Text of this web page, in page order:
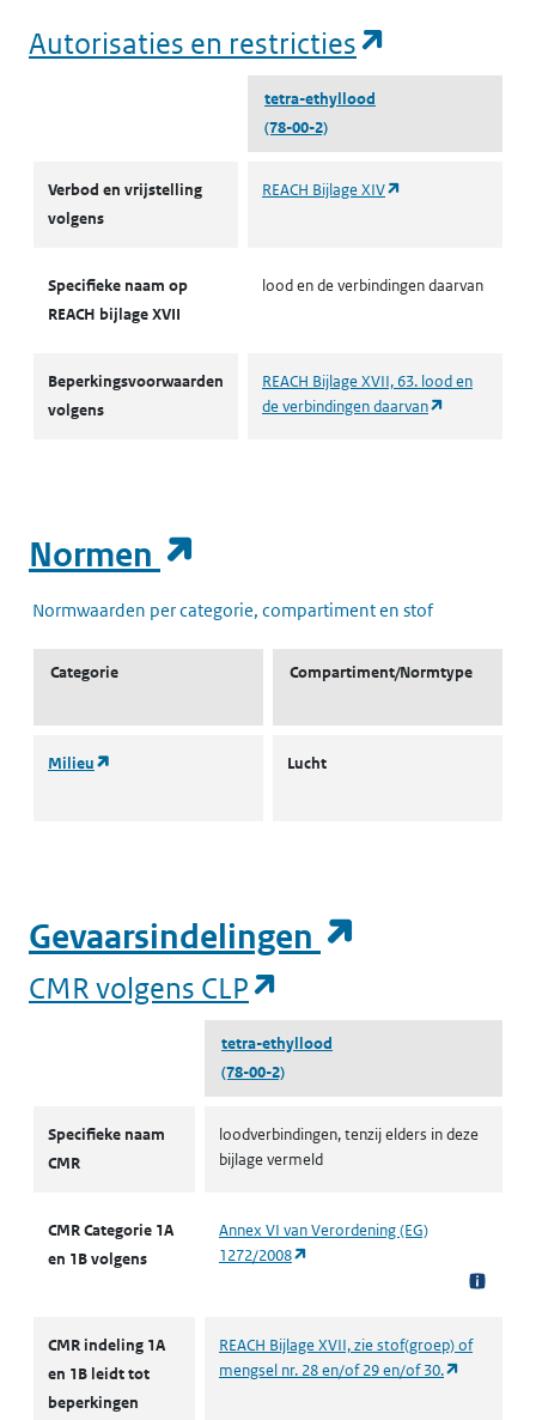
Autorisaties en restricties
tetra-ethyllood
(78-00-2)
Verbod en vrijstelling
volgens
REACH Bijlage XIV
Specifieke naam op
REACH bijlage XVII
lood en de verbindingen daarvan
Beperkingsvoorwaarden
volgens
REACH Bijlage XVII, 63. lood en
de verbindingen daarvan
Normen
Normwaarden per categorie, compartiment en stof
Categorie Compartiment/Normtype
Milieu (opent in een nieuw tabblad)
Lucht
Gevaarsindelingen
CMR volgens CLP
tetra-ethyllood
(78-00-2)
Specifieke naam
CMR
loodverbindingen, tenzij elders in deze
bijlage vermeld
CMR Categorie 1A
en 1B volgens
Annex VI van Verordening (EG)
1272/2008
CMR indeling 1A
en 1B leidt tot
beperkingen
REACH Bijlage XVII, zie stof(groep) of
mengsel nr. 28 en/of 29 en/of 30.